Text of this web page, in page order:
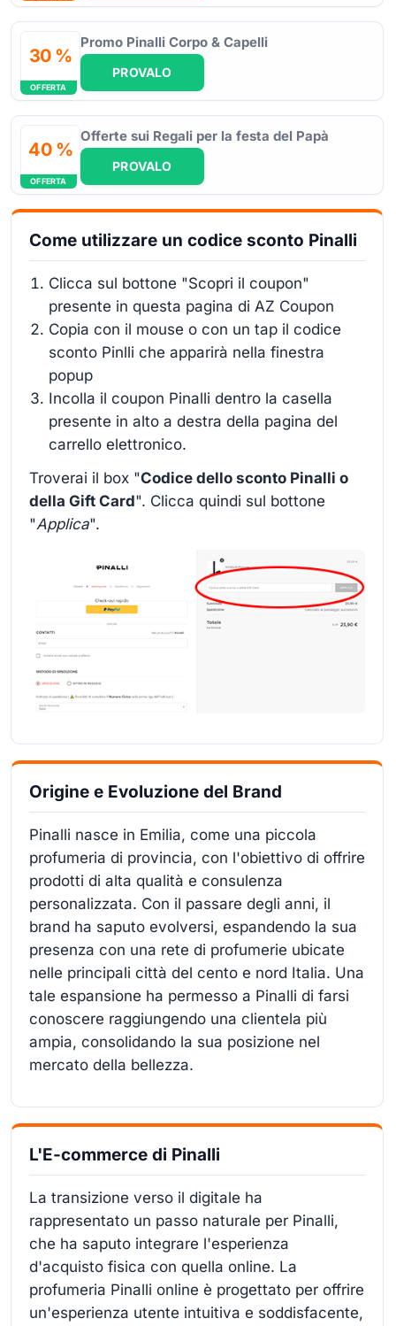
30 %
OFFERTA
Promo Pinalli Corpo & Capelli
PROVALO
40 %
OFFERTA
Offerte sui Regali per la festa del Papà
PROVALO
Come utilizzare un codice sconto Pinalli
Clicca sul bottone "Scopri il coupon"
presente in questa pagina di AZ Coupon
Copia con il mouse o con un tap il codice
sconto Pinlli che apparirà nella finestra
popup
Incolla il coupon Pinalli dentro la casella
presente in alto a destra della pagina del
carrello elettronico.
Troverai il box "Codice dello sconto Pinalli o
della Gift Card". Clicca quindi sul bottone
"Applica".
Origine e Evoluzione del Brand
Pinalli nasce in Emilia, come una piccola
profumeria di provincia, con l'obiettivo di offrire
prodotti di alta qualità e consulenza
personalizzata. Con il passare degli anni, il
brand ha saputo evolversi, espandendo la sua
presenza con una rete di profumerie ubicate
nelle principali città del cento e nord Italia. Una
tale espansione ha permesso a Pinalli di farsi
conoscere raggiungendo una clientela più
ampia, consolidando la sua posizione nel
mercato della bellezza.
L'E-commerce di Pinalli
La transizione verso il digitale ha
rappresentato un passo naturale per Pinalli,
che ha saputo integrare l'esperienza
d'acquisto fisica con quella online. La
profumeria Pinalli online è progettato per offrire
un'esperienza utente intuitiva e soddisfacente,